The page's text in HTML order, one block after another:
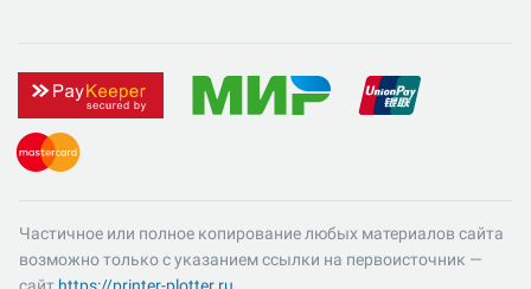
Частичное или полное копирование любых материалов сайта
возможно только с указанием ссылки на первоисточник —
сайт https://printer-plotter.ru